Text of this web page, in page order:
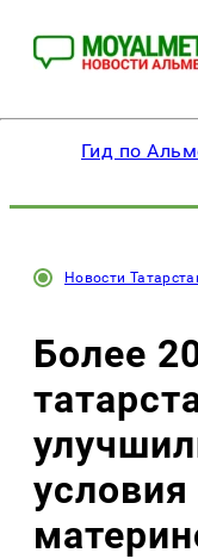
Гид по
Новости
Более
условия